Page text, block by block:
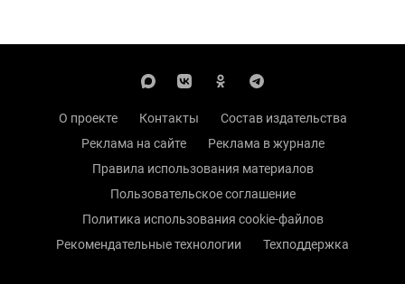
О проекте Контакты
Состав издательства
Реклама на сайте
Реклама в журнале
Правила использования материалов
Пользовательское соглашение
Политика использования cookie-файлов
Рекомендательные технологии
Техподдержка